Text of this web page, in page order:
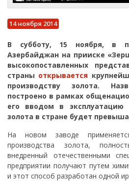
14 ноября 2014
В субботу, 15 ноября, в
Азербайджан на прииске
высокопоставленных
страны открывается
производству золота.
построено в рамках
его вводом в эксплуатацию
золота в стране будет
На новом заводе
производства золота,
внедренный отечественными
предприятии получают путем
и этот способ разработан одной